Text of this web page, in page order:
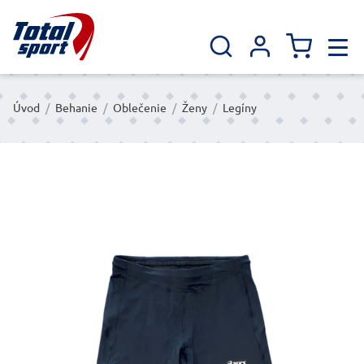
Úvod / Behanie / Oblečenie / Ženy / Legíny